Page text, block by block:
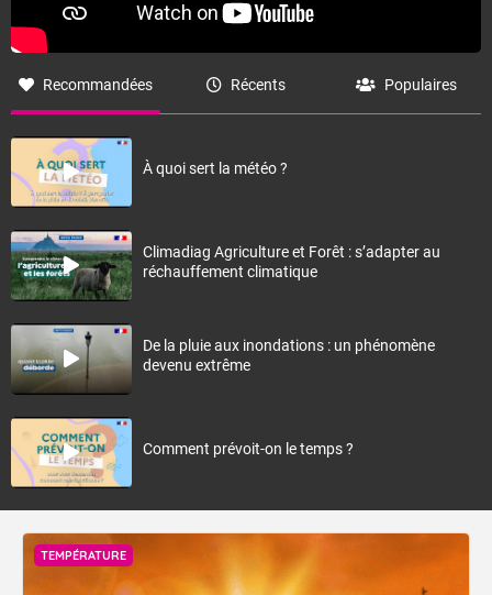
Recommandées Récents Populaires
À quoi sert la météo ?
Climadiag Agriculture et Forêt : s’adapter au
réchauffement climatique
De la pluie aux inondations : un phénomène
devenu extrême
Comment prévoit-on le temps ?
TEMPÉRATURE